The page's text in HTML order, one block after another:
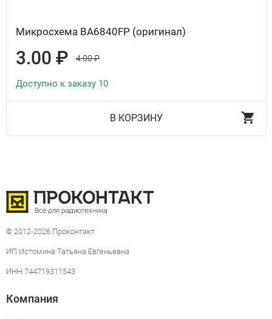
Микросхема BA6840FP (оригинал)
3.00 ₽ 4.00 ₽
Доступно к заказу 10
В КОРЗИНУ
© 2012-2026 Проконтакт
ИП Истомина Татьяна Евгеньевна
ИНН 744719311543
Компания